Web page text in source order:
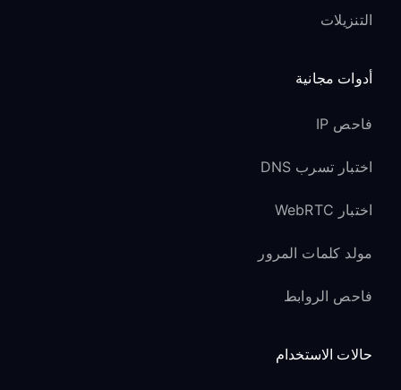
قد تختلف جودة الصوت حسب أداء خادم
فوائد الحماية من DDoS:
اللعب التنافسي
الشبكية الأخرى
التنزيلات
أدوات مجانية
فاحص IP
اختبار تسرب DNS
اختبار WebRTC
مولد كلمات المرور
فاحص الروابط
حالات الاستخدام